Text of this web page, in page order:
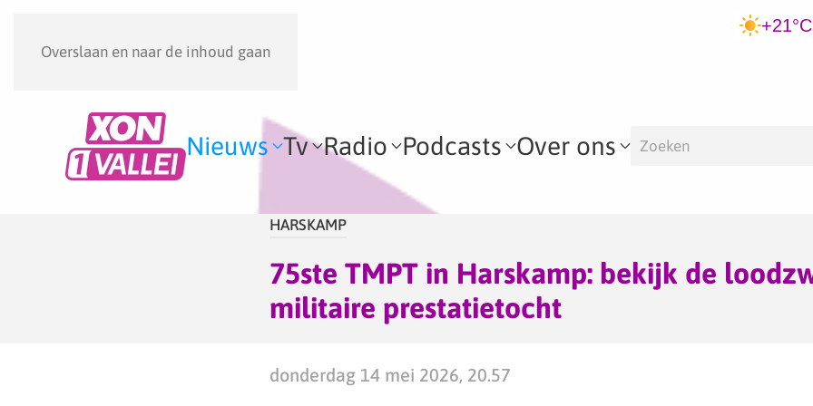
Overslaan en naar de inhoud gaan
+21°C
Nieuws Tv Radio Podcasts Over ons
HARSKAMP
75ste TMPT in Harskamp: bekijk de
militaire prestatietocht
donderdag 14 mei 2026, 20.57